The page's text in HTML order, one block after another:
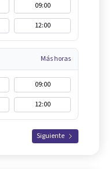
09:00
12:00
Más horas
09:00
12:00
Siguiente